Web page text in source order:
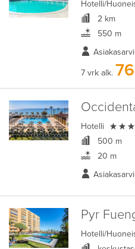
Hotelli/
2 km
550 m
7 vrk alk.
Hotelli
500 m
20 m
Pyr
Hotelli/